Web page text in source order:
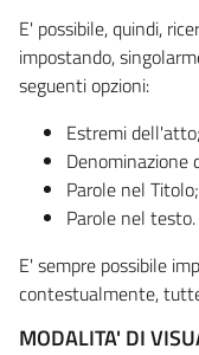
E' possibile, quindi,
impostando,
seguenti opzioni:
Estremi dell'atto;
Denominazione
Parole nel Titolo;
Parole nel testo.
E' sempre possibile
contestualmente,
MODALITA' DI